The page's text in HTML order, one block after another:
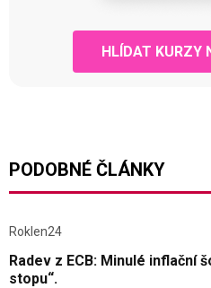
HLÍDAT KURZY
PODOBNÉ ČLÁNKY
Roklen24
Radev z ECB: Minulé inflační
stopu“.